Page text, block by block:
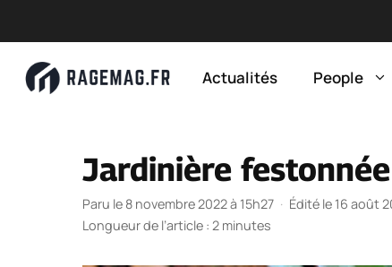
Actualités People
Jardinière
Paru le 8 novembre 2022 à 15h27 · Édité le 16 août
Longueur de l’article : 2 minutes